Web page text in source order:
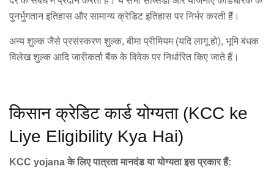
पुनर्भुगतान इतिहास और सामान्य क्रेडिट इतिहास पर निर्भर करती हैं।
अन्य शुल्क जैसे प्रसंस्करण शुल्क, बीमा प्रीमियम (यदि लागू हो), भूमि बंधक
विलेख शुल्क आदि जारीकर्ता बैंक के विवेक पर निर्धारित किए जाते हैं।
किसान क्रेडिट कार्ड योग्यता (KCC ke
Liye Eligibility Kya Hai)
KCC yojana के लिए पात्रता मानदंड या योग्यता इस प्रकार हैं: